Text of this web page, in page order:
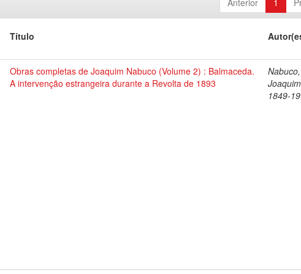
Anterior 1
Título
Obras completas de Joaquim Nabuco (Volume 2) : Balmaceda.
A intervenção estrangeira durante a Revolta de 1893
Nabuco,
1849-